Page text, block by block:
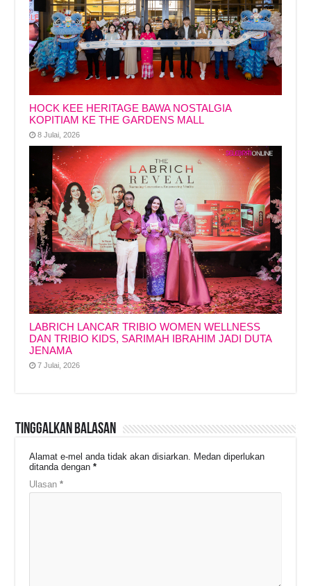
HOCK KEE HERITAGE BAWA NOSTALGIA
KOPITIAM KE THE GARDENS MALL
8 Julai, 2026
LABRICH LANCAR TRIBIO WOMEN WELLNESS
DAN TRIBIO KIDS, SARIMAH IBRAHIM JADI DUTA
JENAMA
7 Julai, 2026
Tinggalkan Balasan
Alamat e-mel anda tidak akan disiarkan.
Medan diperlukan
ditanda dengan*
Ulasan*